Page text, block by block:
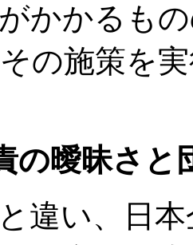
かかるも
の施策を
の曖昧さと
違い、日